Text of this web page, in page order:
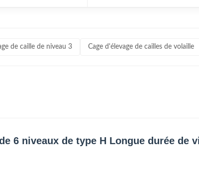
de caille de niveau 3 Cage d'élevage de cailles de volaille
6 niveaux de type H Longue durée de